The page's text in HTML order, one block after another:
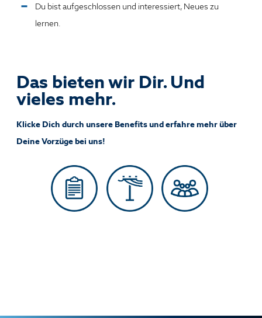
Du bist aufgeschlossen und interessiert, Neues zu
lernen.
Das bieten wir Dir. Und
vieles mehr.
Klicke Dich durch unsere Benefits und erfahre mehr über
Deine Vorzüge bei uns!